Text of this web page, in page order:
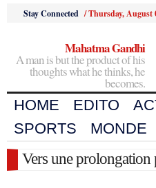
Stay Connected /Thursday, August
Mahatma Gandhi
A man is but the product of his
thoughts what he thinks, he
becomes.
HOME EDITO
SPORTS
MONDE
Vers une